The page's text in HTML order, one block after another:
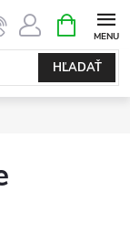
HĽADAŤ
KOŠÍK